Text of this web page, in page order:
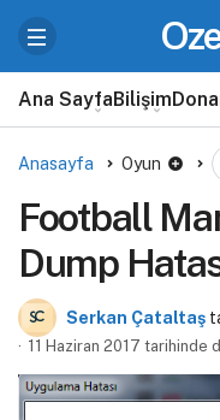
Ana SayfaBilişim
Anasayfa Oyun
Football
Dump
Serkan Çataltaş
11 Haziran 2017 tarihinde